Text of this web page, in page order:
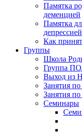
Памятка
деменцией
Памятка
депрессией
Как
Группы
Школа
Группа
Выход из
Занятия
Занятия по
Семинары